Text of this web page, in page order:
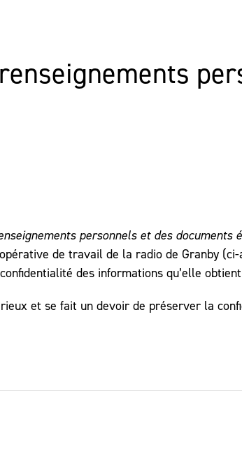
personnels et des documents
de travail de la radio de Granby
des informations qu’elle
et se fait un devoir de préserver la